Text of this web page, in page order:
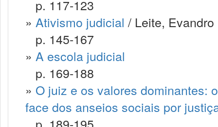
p. 117-123
» Ativismo judicial / Leite,
p. 145-167
» A escola judicial
p. 169-188
» O juiz e os valores dominantes:
face dos anseios sociais por